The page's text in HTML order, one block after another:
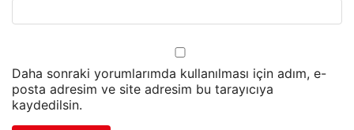
Daha sonraki yorumlarımda kullanılması için adım, e-
posta adresim ve site adresim bu tarayıcıya
kaydedilsin.